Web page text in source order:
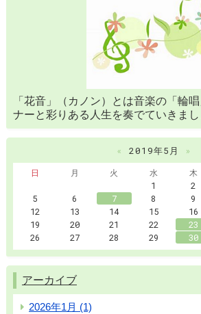
「花音」（カノン）とは音楽の「輪
ナーと彩りある人生を奏でていきまし
« 2019年5月
»
日
月 火 水 木
1
2
5
6 7 8 9
12
13 14 15 16
19
20 21 22 23
26
27 28 29 30
アーカイブ
2026年1月 (1)